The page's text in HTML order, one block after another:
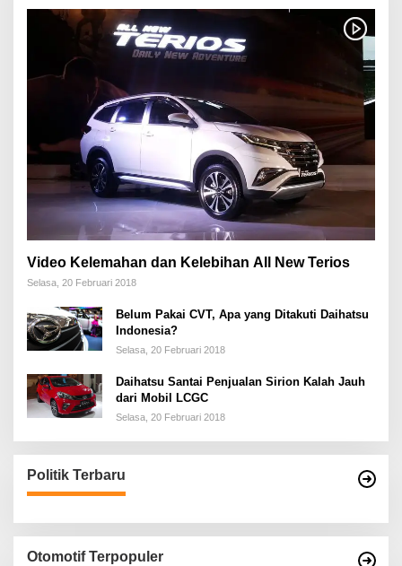
Video Kelemahan dan Kelebihan All New Terios
Selasa, 20 Februari 2018
Belum Pakai CVT, Apa yang Ditakuti Daihatsu
Indonesia?
Selasa, 20 Februari 2018
Daihatsu Santai Penjualan Sirion Kalah Jauh
dari Mobil LCGC
Selasa, 20 Februari 2018
Politik Terbaru
Otomotif Terpopuler